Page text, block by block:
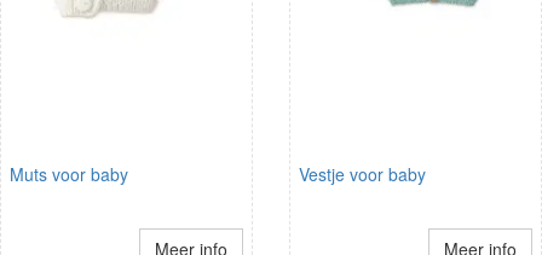
Muts voor baby
Meer info
Vestje voor baby
Meer info